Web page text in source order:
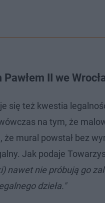
II we
się też kwestia
na tym, że
że mural powstał bez
Jak podaje
nawet nie próbują go
dzieła."